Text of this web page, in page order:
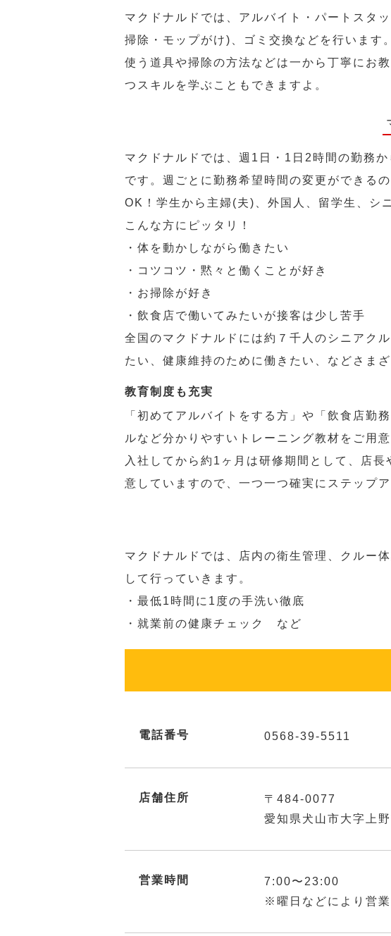
マクドナルドでは、アルバイト・パートスタ
掃除・モップがけ)、ゴミ交換などを行います
使う道具や掃除の方法などは一から丁寧にお
つスキルを学ぶこともできますよ。
マクドナルドでは、週1日・1日2時間の勤務
です。週ごとに勤務希望時間の変更ができる
OK！学生から主婦(夫)、外国人、留学生、シ
こんな方にピッタリ！
・体を動かしながら働きたい
・コツコツ・黙々と働くことが好き
・お掃除が好き
・飲食店で働いてみたいが接客は少し苦手
全国のマクドナルドには約７千人のシニアク
たい、健康維持のために働きたい、などさま
教育制度も充実
「初めてアルバイトをする方」や「飲食店勤
ルなど分かりやすいトレーニング教材をご用意
入社してから約1ヶ月は研修期間として、店
意していますので、一つ一つ確実にステップ
マクドナルドでは、店内の衛生管理、クルー
して行っていきます。
・最低1時間に1度の手洗い徹底
・就業前の健康チェック など
電話番号 0568-39-5511
店舗住所
〒484-0077
愛知県犬山市大字上
営業時間
7:00〜23:00
※曜日などにより営